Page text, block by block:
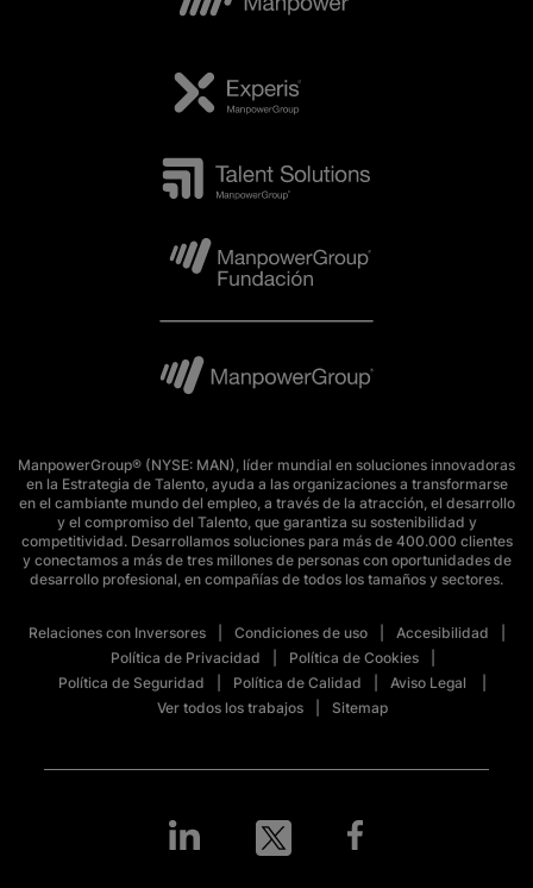
ManpowerGroup® (NYSE: MAN), líder mundial en soluciones innovadoras
en la Estrategia de Talento, ayuda a las organizaciones a transformarse
en el cambiante mundo del empleo, a través de la atracción, el desarrollo
y el compromiso del Talento, que garantiza su sostenibilidad y
competitividad. Desarrollamos soluciones para más de 400.000 clientes
y conectamos a más de tres millones de personas con oportunidades de
desarrollo profesional, en compañías de todos los tamaños y sectores.
Relaciones con Inversores Condiciones de uso
Accesibilidad
Política de Privacidad
Política de Cookies
Política de Seguridad
Política de Calidad
Aviso Legal
Ver todos los trabajos
Sitemap